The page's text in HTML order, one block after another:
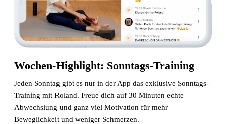
Wochen-Highlight: Sonntags-Training
Jeden Sonntag gibt es nur in der App das exklusive Sonntags-
Training mit Roland. Freue dich auf 30 Minuten echte
Abwechslung und ganz viel Motivation für mehr
Beweglichkeit und weniger Schmerzen.